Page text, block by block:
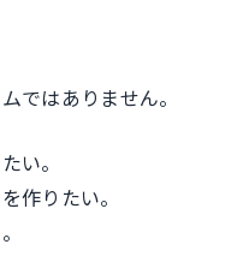
ではありません。
い。
作りたい。